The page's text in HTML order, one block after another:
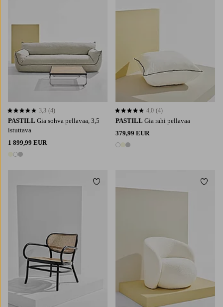
PASTILL Gia sohva pellavaa, 3,5
istuttava
1 899,99 EUR
3 värejä
3,3 perustuen 4 arvosanaan
3,3 (4)
PASTILL Gia rahi pellavaa
379,99 EUR
3 värejä
4,0 perustuen 4 arvosanaan
4,0 (4)
Lisää suosikkeihin Lisää